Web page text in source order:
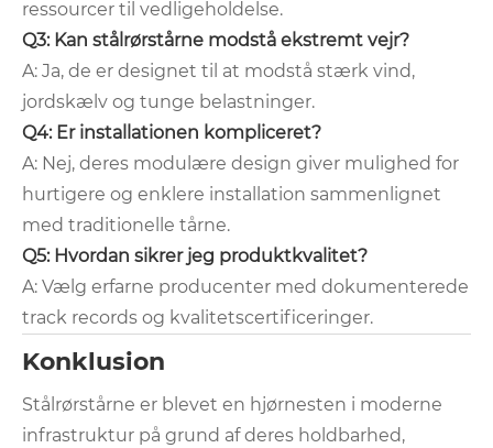
ressourcer til vedligeholdelse.
Q3: Kan stålrørstårne ​​modstå ekstremt vejr?
A: Ja, de er designet til at modstå stærk vind,
jordskælv og tunge belastninger.
Q4: Er installationen kompliceret?
A: Nej, deres modulære design giver mulighed for
hurtigere og enklere installation sammenlignet
med traditionelle tårne.
Q5: Hvordan sikrer jeg produktkvalitet?
A: Vælg erfarne producenter med dokumenterede
track records og kvalitetscertificeringer.
Konklusion
Stålrørstårne ​​er blevet en hjørnesten i moderne
infrastruktur på grund af deres holdbarhed,